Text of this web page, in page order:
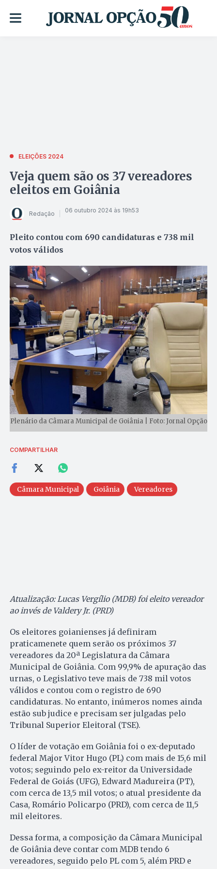
ELEIÇÕES 2024
Veja quem são os 37 vereadores
eleitos em Goiânia
Redação 06 outubro 2024 às 19h53
Pleito contou com 690 candidaturas e 738 mil
votos válidos
Plenário da Câmara Municipal de Goiânia | Foto: Jornal Opção
COMPARTILHAR
Câmara Municipal Goiânia Vereadores
Atualização: Lucas Vergílio (MDB) foi eleito vereador
ao invés de Valdery Jr. (PRD)
Os eleitores goianienses já definiram
praticamenete quem serão os próximos 37
vereadores da 20ª Legislatura da Câmara
Municipal de Goiânia. Com 99,9% de apuração das
urnas, o Legislativo teve mais de 738 mil votos
válidos e contou com o registro de 690
candidaturas. No entanto, inúmeros nomes ainda
estão sub judice e precisam ser julgadas pelo
Tribunal Superior Eleitoral (TSE).
O líder de votação em Goiânia foi o ex-deputado
federal Major Vitor Hugo (PL) com mais de 15,6 mil
votos; seguindo pelo ex-reitor da Universidade
Federal de Goiás (UFG), Edward Madureira (PT),
com cerca de 13,5 mil votos; o atual presidente da
Casa, Romário Policarpo (PRD), com cerca de 11,5
mil eleitores.
Dessa forma, a composição da Câmara Municipal
de Goiânia deve contar com MDB tendo 6
vereadores, seguido pelo PL com 5, além PRD e